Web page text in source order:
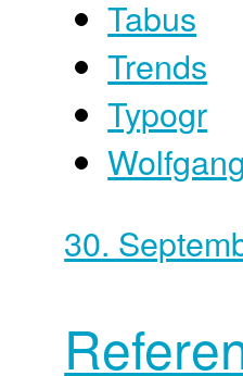
Tabus
Trends
Typogr
30.